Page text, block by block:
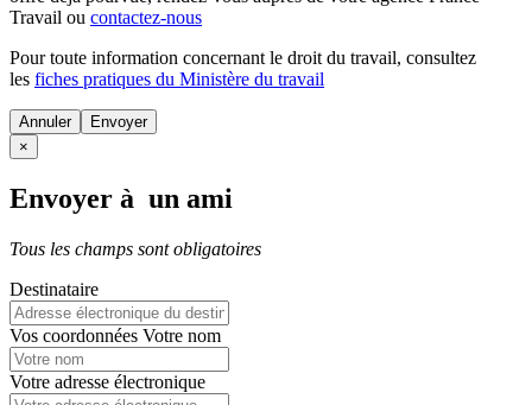
Travail ou contactez-nous
Pour toute information concernant le droit du travail, consultez
les fiches pratiques du Ministère du travail
Annuler
×
Envoyer à un ami
Tous les champs sont obligatoires
Destinataire
Vos coordonnées Votre nom
Votre adresse électronique